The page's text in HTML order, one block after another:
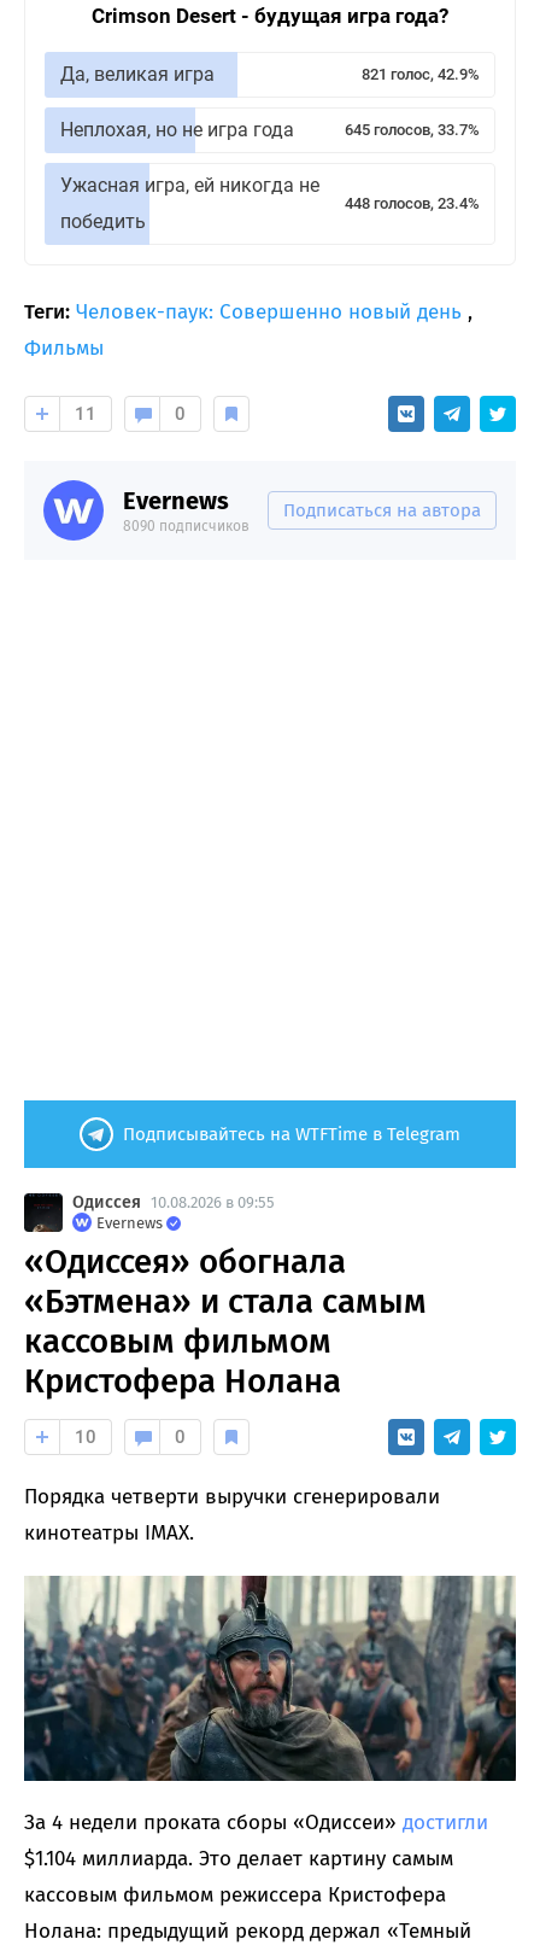
Crimson Desert - будущая игра года?
Да, великая игра 821 голос, 42.9%
Неплохая, но не игра года 645 голосов, 33.7%
Ужасная игра, ей никогда не
победить
448 голосов, 23.4%
Теги: Человек-паук: Совершенно новый день ,
Фильмы
11 0
Evernews
8090 подписчиков
Подписаться на автора
Подписывайтесь на WTFTime в Telegram
Одиссея
10.08.2026 в 09:55
Evernews
«Одиссея» обогнала
«Бэтмена» и стала самым
кассовым фильмом
Кристофера Нолана
10 0
Порядка четверти выручки сгенерировали
кинотеатры IMAX.
За 4 недели проката сборы «Одиссеи» достигли
$1.104 миллиарда. Это делает картину самым
кассовым фильмом режиссера Кристофера
Нолана: предыдущий рекорд держал «Темный